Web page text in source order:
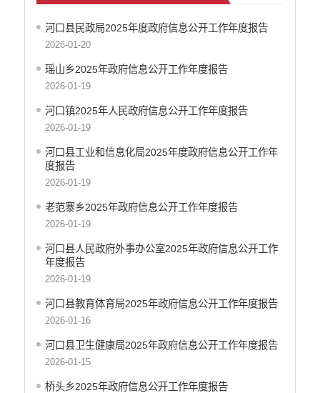
河口县民政局2025年度政府信息公开工作年度报告
2026-01-20
瑶山乡2025年政府信息公开工作年度报告
2026-01-19
河口镇2025年人民政府信息公开工作年度报告
2026-01-19
河口县工业和信息化局2025年度政府信息公开工作年
度报告
2026-01-19
老范寨乡2025年政府信息公开工作年度报告
2026-01-19
河口县人民政府外事办公室2025年政府信息公开工作
年度报告
2026-01-19
河口县教育体育局2025年政府信息公开工作年度报告
2026-01-16
河口县卫生健康局2025年政府信息公开工作年度报告
2026-01-15
桥头乡2025年政府信息公开工作年度报告